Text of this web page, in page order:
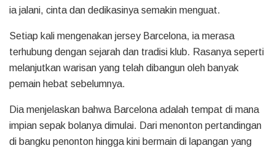
ia jalani, cinta dan dedikasinya semakin menguat.
Setiap kali mengenakan jersey Barcelona, ia merasa
terhubung dengan sejarah dan tradisi klub. Rasanya seperti
melanjutkan warisan yang telah dibangun oleh banyak
pemain hebat sebelumnya.
Dia menjelaskan bahwa Barcelona adalah tempat di mana
impian sepak bolanya dimulai. Dari menonton pertandingan
di bangku penonton hingga kini bermain di lapangan yang